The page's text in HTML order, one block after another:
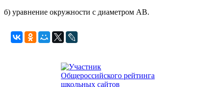
б) уравнение окружности с диаметром АВ.